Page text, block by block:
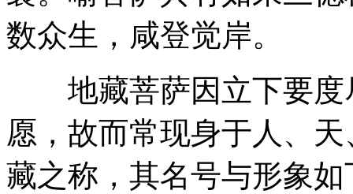
数众生，咸登觉岸。
地藏菩萨因立下要度
愿，故而常现身于人、
藏之称，其名号与形象如